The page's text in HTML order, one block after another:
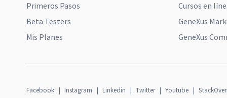
Primeros Pasos
Beta Testers
Mis Planes
Cursos en
GeneXus
GeneXus
Facebook | Instagram | Linkedin | Twitter | Youtube |